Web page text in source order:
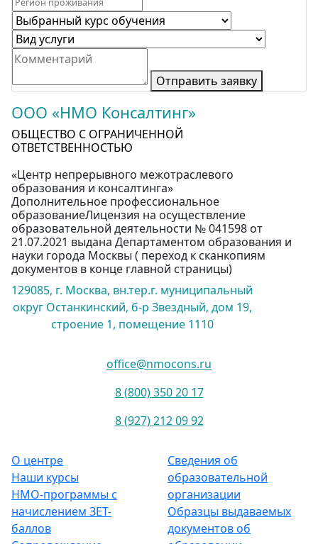
Отправить заявку
ООО «НМО Консалтинг»
ОБЩЕСТВО С ОГРАНИЧЕННОЙ
ОТВЕТСТВЕННОСТЬЮ
«Центр непрерывного межотраслевого
образования и консалтинга»
Дополнительное профессиональное
образованиеЛицензия на осуществление
образовательной деятельности № 041598 от
21.07.2021 выдана Департаментом образования и
науки города Москвы ( переход к сканкопиям
документов в конце главной страницы)
129085, г. Москва, вн.тер.г. муниципальный
округ Останкинский, б-р Звездный, дом 19,
строение 1, помещение 1110
office@nmocons.ru
8 (800) 350 20 17
8 (927) 212 09 92
О центре
Наши курсы
НМО-программы с
начислением ЗЕТ-
баллов
Сведения об
образовательной
организации
Образцы выдаваемых
документов об